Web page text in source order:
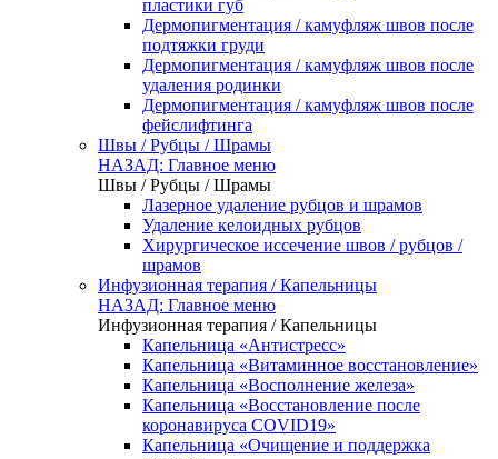
пластики губ
Дермопигментация / камуфляж швов после
подтяжки груди
Дермопигментация / камуфляж швов после
удаления родинки
Дермопигментация / камуфляж швов после
фейслифтинга
Швы / Рубцы / Шрамы
НАЗАД: Главное меню
Швы / Рубцы / Шрамы
Лазерное удаление рубцов и шрамов
Удаление келоидных рубцов
Хирургическое иссечение швов / рубцов /
шрамов
Инфузионная терапия / Капельницы
НАЗАД: Главное меню
Инфузионная терапия / Капельницы
Капельница «Антистресс»
Капельница «Витаминное восстановление»
Капельница «Восполнение железа»
Капельница «Восстановление после
коронавируса COVID19»
Капельница «Очищение и поддержка